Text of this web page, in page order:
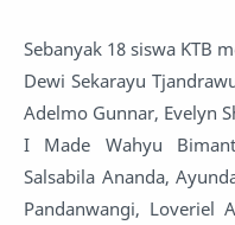
Sebanyak 18 siswa KTB
Dewi Sekarayu
Adelmo Gunnar, Evelyn
I Made Wahyu
Salsabila Ananda,
Pandanwangi, Loveriel